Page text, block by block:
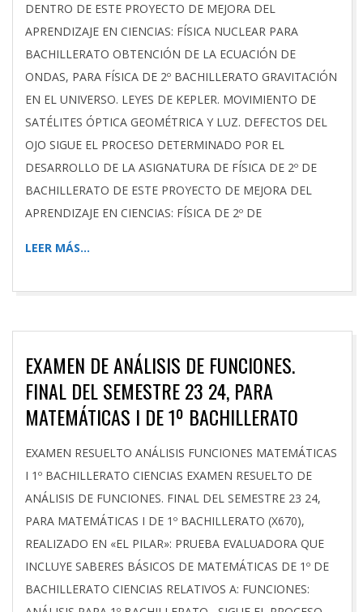
DENTRO DE ESTE PROYECTO DE MEJORA DEL
APRENDIZAJE EN CIENCIAS: FÍSICA NUCLEAR PARA
BACHILLERATO OBTENCIÓN DE LA ECUACIÓN DE
ONDAS, PARA FÍSICA DE 2º BACHILLERATO GRAVITACIÓN
EN EL UNIVERSO. LEYES DE KEPLER. MOVIMIENTO DE
SATÉLITES ÓPTICA GEOMÉTRICA Y LUZ. DEFECTOS DEL
OJO SIGUE EL PROCESO DETERMINADO POR EL
DESARROLLO DE LA ASIGNATURA DE FÍSICA DE 2º DE
BACHILLERATO DE ESTE PROYECTO DE MEJORA DEL
APRENDIZAJE EN CIENCIAS: FÍSICA DE 2º DE
LEER MÁS…
EXAMEN DE ANÁLISIS DE FUNCIONES.
FINAL DEL SEMESTRE 23 24, PARA
MATEMÁTICAS I DE 1º BACHILLERATO
2024-
03-
15
EXAMEN RESUELTO ANÁLISIS FUNCIONES MATEMÁTICAS
I 1º BACHILLERATO CIENCIAS EXAMEN RESUELTO DE
ANÁLISIS DE FUNCIONES. FINAL DEL SEMESTRE 23 24,
PARA MATEMÁTICAS I DE 1º BACHILLERATO (X670),
REALIZADO EN «EL PILAR»: PRUEBA EVALUADORA QUE
INCLUYE SABERES BÁSICOS DE MATEMÁTICAS DE 1º DE
BACHILLERATO CIENCIAS RELATIVOS A: FUNCIONES: